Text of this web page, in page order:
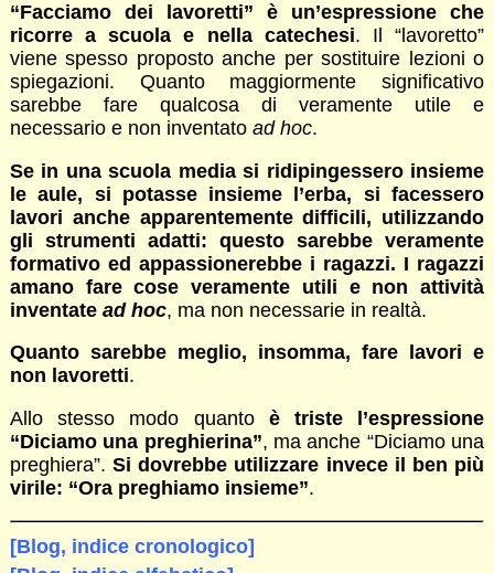
“Facciamo dei lavoretti” è un’espressione che
ricorre a scuola e nella catechesi. Il “lavoretto”
viene spesso proposto anche per sostituire lezioni o
spiegazioni. Quanto maggiormente significativo
sarebbe fare qualcosa di veramente utile e
necessario e non inventato ad hoc.
Se in una scuola media si ridipingessero insieme
le aule, si potasse insieme l’erba, si facessero
lavori anche apparentemente difficili, utilizzando
gli strumenti adatti: questo sarebbe veramente
formativo ed appassionerebbe i ragazzi. I ragazzi
amano fare cose veramente utili e non attività
inventate ad hoc, ma non necessarie in realtà.
Quanto sarebbe meglio, insomma, fare lavori e
non lavoretti.
Allo stesso modo quanto è triste l’espressione
“Diciamo una preghierina”, ma anche “Diciamo una
preghiera”.Si dovrebbe utilizzare invece il ben più
virile: “Ora preghiamo insieme”.
[Blog, indice cronologico]